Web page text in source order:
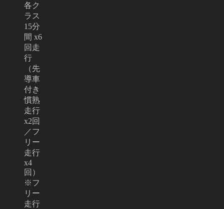
各ク
ラス
15分
間 x6
回走
行
（先
導車
付き
慣熟
走行
x2回
／フ
リー
走行
x4
回）
※フ
リー
走行